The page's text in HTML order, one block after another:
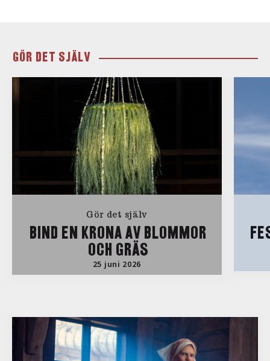
GÖR DET SJÄLV
Gör det själv
BIND EN KRONA AV BLOMMOR
OCH GRÄS
25 juni 2026